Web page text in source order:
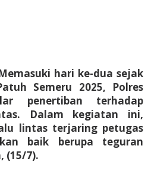
hari ke-dua sejak
Semeru 2025, Polres
penertiban terhadap
Dalam kegiatan ini,
lintas terjaring petugas
baik berupa teguran
(15/7).